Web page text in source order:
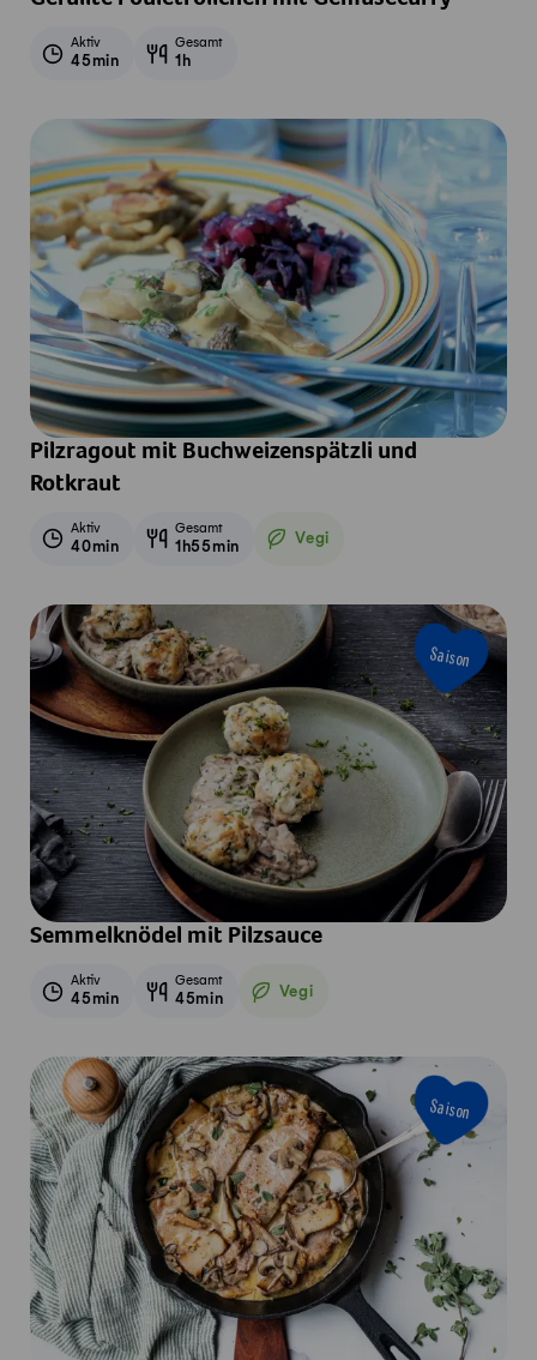
Aktiv
45min
Gesamt
1h
Pilzragout mit Buchweizenspätzli und
Rotkraut
Aktiv
40min
Gesamt
1h55min Vegi
Vegetarisch
Saison
Semmelknödel mit Pilzsauce
Aktiv
45min
Gesamt
45min Vegi
Vegetarisch
Saison